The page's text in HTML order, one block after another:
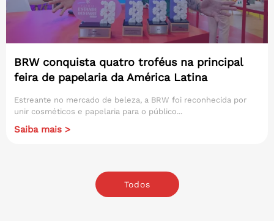
BRW conquista quatro troféus na principal
feira de papelaria da América Latina
Estreante no mercado de beleza, a BRW foi reconhecida por
unir cosméticos e papelaria para o público...
Saiba mais >
Todos